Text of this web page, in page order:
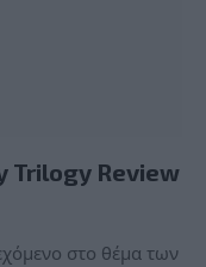
Trilogy Review
στο θέμα των